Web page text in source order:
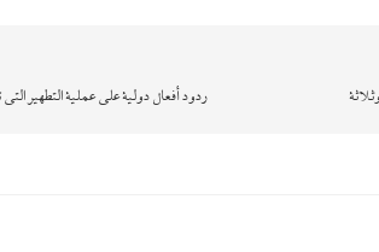
ردود أفعال دولية على عملية التطهير